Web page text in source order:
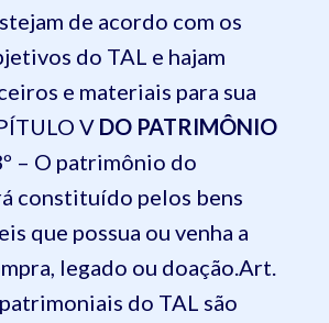
de acordo com os
do TAL e hajam
e materiais para sua
V DO PATRIMÔNIO
– O patrimônio do
constituído pelos bens
que possua ou venha a
legado ou doação.Art.
do TAL são